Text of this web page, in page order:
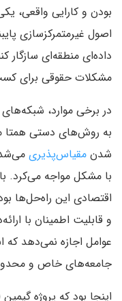
بودن و کارایی واقعی،
اصول غیرمتمرکزسازی
داده‌ای منطقه‌ای
مشکلات حقوقی برای
در برخی موارد،
به روش‌های دستی همتا
شدن مقیاس‌پذیری
با مشکل مواجه می‌کرد.
اقتصادی این راه‌حل‌ها
و قابلیت اطمینان با
عوامل اجازه نمی‌دهد که
جامعه‌های خاص و محدود
اینجا بود که پروژه